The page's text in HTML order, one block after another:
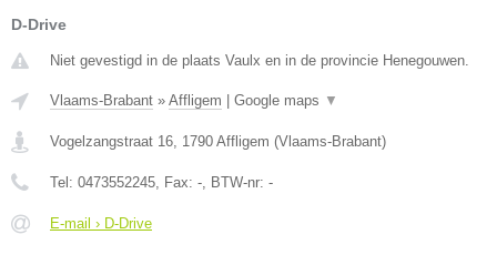
D-Drive
Niet gevestigd in de plaats Vaulx en in de provincie Henegouwen.
Vlaams-Brabant » Affligem Google maps ▼
Vogelzangstraat 16, 1790 Affligem (Vlaams-Brabant)
Tel: 0473552245, Fax: -, BTW-nr: -
E-mail › D-Drive